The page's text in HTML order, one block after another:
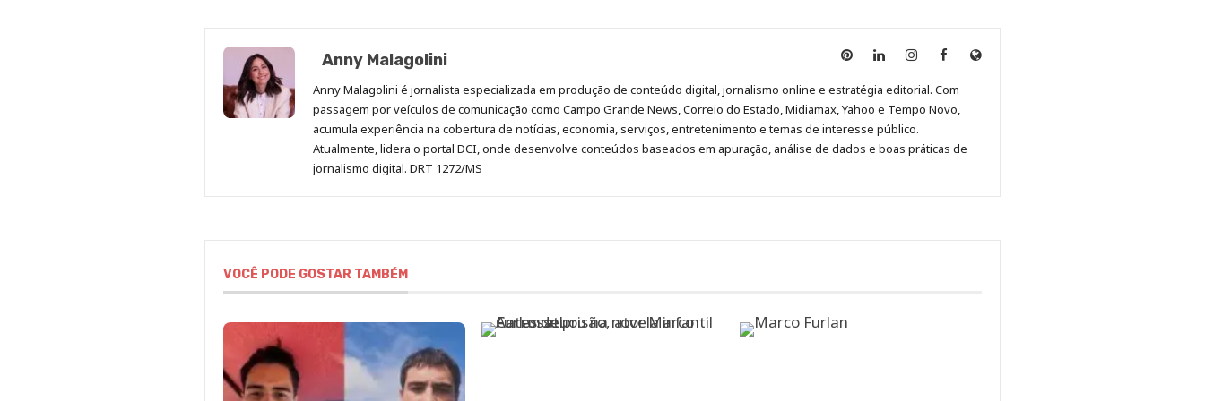
Anny Malagolini
Anny
no
Pinterest
Anny
no
LinkedIn
Anny
no
Instagram
Anny
no
Facebook
Site
Anny Malagolini é jornalista especializada em produção de conteúdo digital, jornalismo online e estratégia editorial. Com
passagem por veículos de comunicação como Campo Grande News, Correio do Estado, Midiamax, Yahoo e Tempo Novo,
acumula experiência na cobertura de notícias, economia, serviços, entretenimento e temas de interesse público.
Atualmente, lidera o portal DCI, onde desenvolve conteúdos baseados em apuração, análise de dados e boas práticas de
jornalismo digital. DRT 1272/MS
VOCÊ PODE GOSTAR TAMBÉM